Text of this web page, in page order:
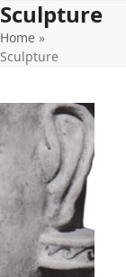
Sculpture
Home »
Sculpture